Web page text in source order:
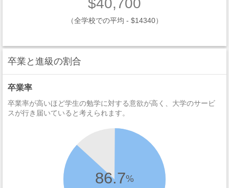
$40,700
（全学校での平均 - $14340）
卒業と進級の割合
卒業率
卒業率が高いほど学生の勉学に対する意欲が高く、大学のサービ
スが行き届いていると考えられます。
86.7%